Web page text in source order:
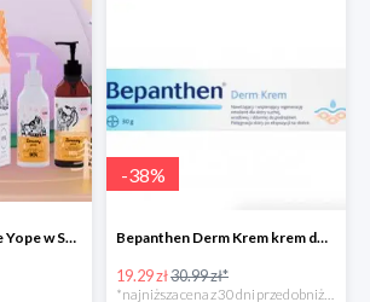
Zestawy prezentowe Yope w Super-Pharm do -30%
-38%
Bepanthen Derm Krem krem do ciała
19.29 zł30.99 zł*